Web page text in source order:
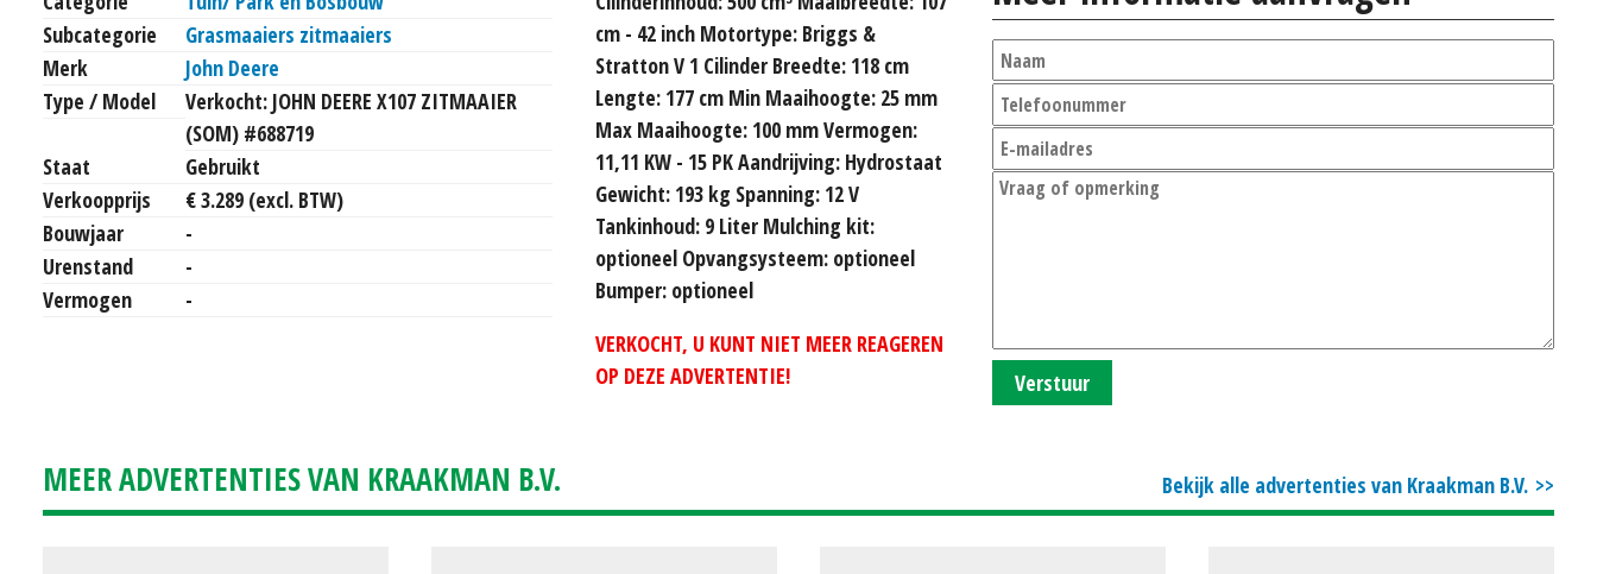
Subcategorie
Grasmaaiers zitmaaiers
Merk
John Deere
Type / Model
Verkocht: JOHN DEERE X107 ZITMAAIER
(SOM) #688719
Staat
Gebruikt
Verkoopprijs
€ 3.289 (excl. BTW)
Bouwjaar
-
Urenstand
-
Vermogen
-
cm - 42 inch Motortype: Briggs &
Stratton V 1 Cilinder Breedte: 118 cm
Lengte: 177 cm Min Maaihoogte: 25 mm
Max Maaihoogte: 100 mm Vermogen:
11,11 KW - 15 PK Aandrijving: Hydrostaat
Gewicht: 193 kg Spanning: 12 V
Tankinhoud: 9 Liter Mulching kit:
optioneel Opvangsysteem: optioneel
Bumper: optioneel
VERKOCHT, U KUNT NIET MEER REAGEREN
OP DEZE ADVERTENTIE!
Verstuur
Bekijk alle advertenties van Kraakman B.V.
MEER ADVERTENTIES VAN KRAAKMAN B.V.